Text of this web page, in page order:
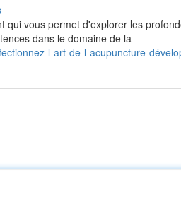
vous permet d'explorer les
dans le domaine de la
l-art-de-l-acupuncture-